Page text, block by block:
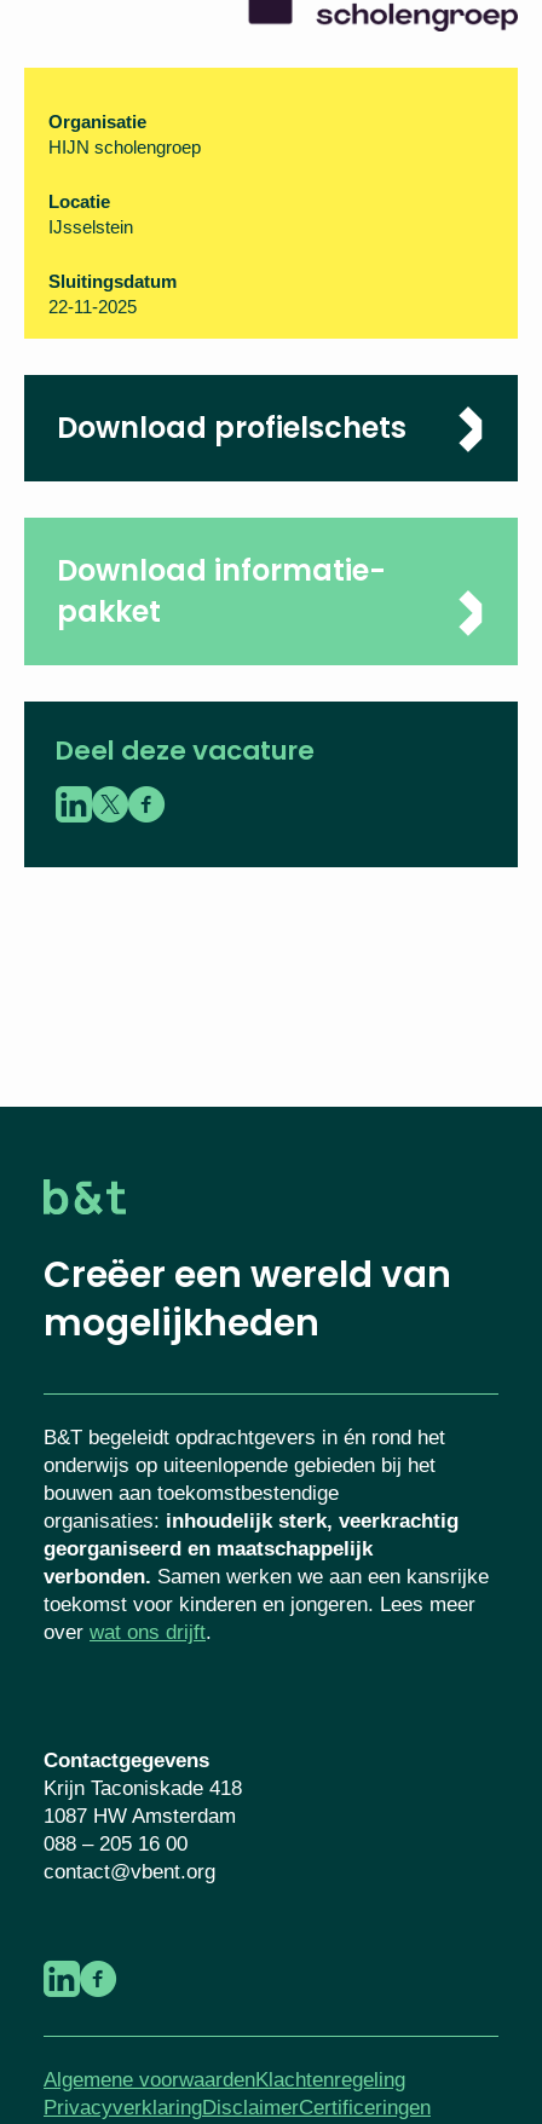
Organisatie
HIJN scholengroep
Locatie
IJsselstein
Download
profielschets
Download informatie-
pakket
Deel deze vacature
Creëer een wereld van
mogelijkheden
B&T begeleidt opdrachtgevers in én rond het
onderwijs op uiteenlopende gebieden bij het
bouwen aan toekomstbestendige
organisaties: inhoudelijk sterk, veerkrachtig
georganiseerd en maatschappelijk
verbonden. Samen werken we aan een
kansrijke toekomst voor kinderen en
jongeren. Lees meer over
Contactgegevens
Krijn Taconiskade 418
1087 HW Amsterdam
088 – 205 16 00
contact@vbent.org
Algemene voorwaardenKlachtenregeling
PrivacyverklaringDisclaimerCertificeringen